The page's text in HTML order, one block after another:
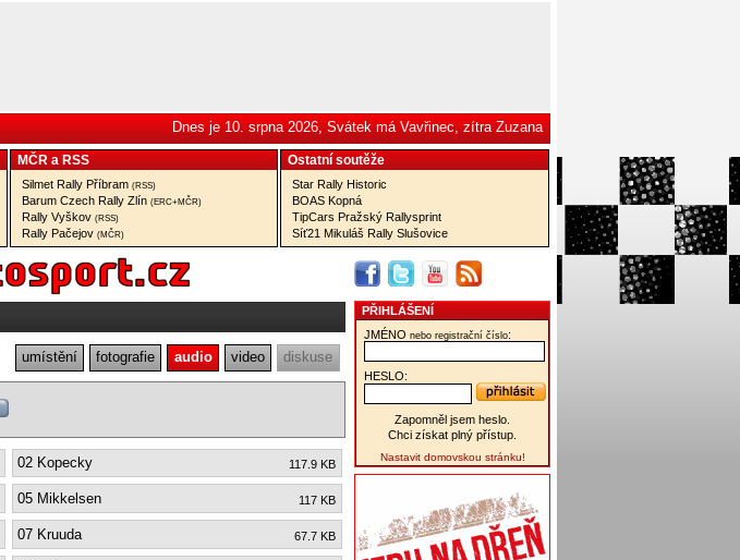
Dnes je 10. srpna 2026, Svátek má Vavřinec, zítra Zuzana
MČR a RSS
Silmet Rally Příbram (RSS)
Barum Czech Rally Zlín (ERC+MČR)
Rally Vyškov (RSS)
Rally Pačejov (MČR)
Ostatní­ soutěže
Star Rally Historic
BOAS Kopná
TipCars Pražský Rallysprint
Síť21 Mikuláš Rally Slušovice
umístění fotografie audio video diskuse
02 Kopecky 117.9 KB
05 Mikkelsen 117 KB
07 Kruuda 67.7 KB
PŘIHLÁŠENÍ
JMÉNO nebo registrační číslo:
HESLO:
Zapomněl jsem heslo.
Chci získat plný přístup.
Nastavit domovskou stránku!